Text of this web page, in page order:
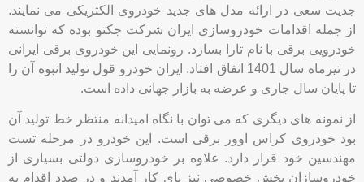
از نمونه های دیگری که می توان با نگاه امیدانه منتظر خط تولید آن
بود خودروی کراس اوور برقی است. این خودرو در مرحله تست
مهندسین خود قرار دارد. علاوه بر خودروسازی دولتی بسیاری از
خودروسازان بخش خصوصی نیز پای کار آمدند و در صدد اقدام به
خلق خودروهایی جدید در حوزه خودروی برقی هستند. از جمله این
شرکت های موفق می توان به خودروسازی کرمان موتور و گروه
صنعتی مبنا اشاره نمود.